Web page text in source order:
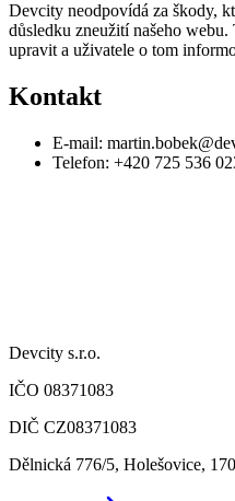
Devcity neodpovídá za škody,
důsledku zneužití našeho
upravit a uživatele o tom
Kontakt
E-mail:
Telefon: +420 725 536
Devcity s.r.o.
IČO 08371083
DIČ CZ08371083
Dělnická 776/5, Holešovice,